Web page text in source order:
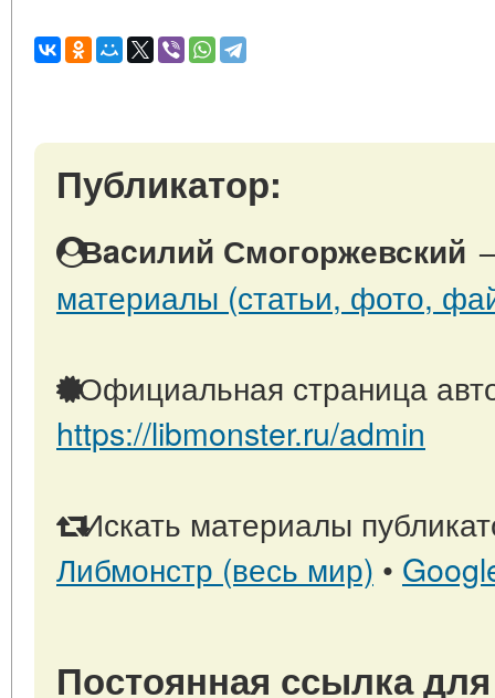
Публикатор:
Вacилий Смогоржевский
материалы (статьи, фото,
Официальная страница
https://libmonster.ru/admin
Искать материалы
Либмонстр (весь мир) •
Постоянная ссылка